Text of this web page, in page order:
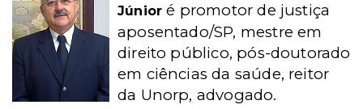
Júnior é promotor de justiça
aposentado/SP, mestre em
direito público, pós-doutorado
em ciências da saúde, reitor
da Unorp, advogado.